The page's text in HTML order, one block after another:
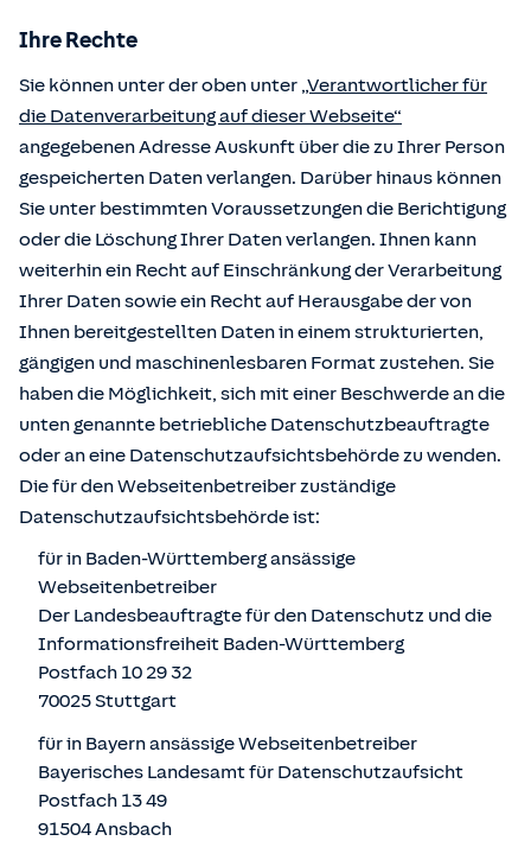
Ihre Rechte
Sie können unter der oben unter „Verantwortlicher für
die Datenverarbeitung auf dieser Webseite“
angegebenen Adresse Auskunft über die zu Ihrer Person
gespeicherten Daten verlangen. Darüber hinaus können
Sie unter bestimmten Voraussetzungen die Berichtigung
oder die Löschung Ihrer Daten verlangen. Ihnen kann
weiterhin ein Recht auf Einschränkung der Verarbeitung
Ihrer Daten sowie ein Recht auf Herausgabe der von
Ihnen bereitgestellten Daten in einem strukturierten,
gängigen und maschinenlesbaren Format zustehen. Sie
haben die Möglichkeit, sich mit einer Beschwerde an die
unten genannte betriebliche Datenschutzbeauftragte
oder an eine Datenschutzaufsichtsbehörde zu wenden.
Die für den Webseitenbetreiber zuständige
Datenschutzaufsichtsbehörde ist:
für in Baden-Württemberg ansässige
Webseitenbetreiber
Der Landesbeauftragte für den Datenschutz und die
Informationsfreiheit Baden-Württemberg
Postfach 10 29 32
70025 Stuttgart
für in Bayern ansässige Webseitenbetreiber
Bayerisches Landesamt für Datenschutzaufsicht
Postfach 13 49
91504 Ansbach